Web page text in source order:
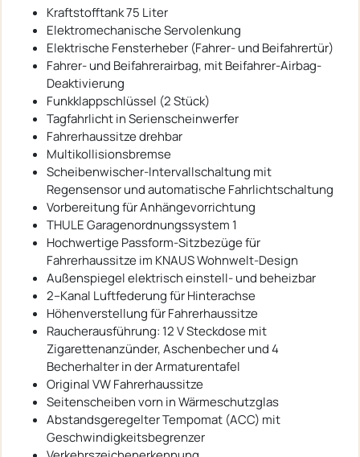
Kraftstofftank 75 Liter
Elektromechanische Servolenkung
Elektrische Fensterheber (Fahrer- und Beifahrertür)
Fahrer- und Beifahrerairbag, mit Beifahrer-Airbag-
Deaktivierung
Funkklappschlüssel (2 Stück)
Tagfahrlicht in Serienscheinwerfer
Fahrerhaussitze drehbar
Multikollisionsbremse
Scheibenwischer-Intervallschaltung mit
Regensensor und automatische Fahrlichtschaltung
Vorbereitung für Anhängevorrichtung
THULE Garagenordnungssystem 1
Hochwertige Passform-Sitzbezüge für
Fahrerhaussitze im KNAUS Wohnwelt-Design
Außenspiegel elektrisch einstell- und beheizbar
2–Kanal Luftfederung für Hinterachse
Höhenverstellung für Fahrerhaussitze
Raucherausführung: 12 V Steckdose mit
Zigarettenanzünder, Aschenbecher und 4
Becherhalter in der Armaturentafel
Original VW Fahrerhaussitze
Seitenscheiben vorn in Wärmeschutzglas
Abstandsgeregelter Tempomat (ACC) mit
Geschwindigkeitsbegrenzer